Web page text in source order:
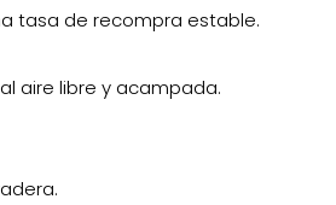
tasa de recompra estable.
aire libre y acampada.